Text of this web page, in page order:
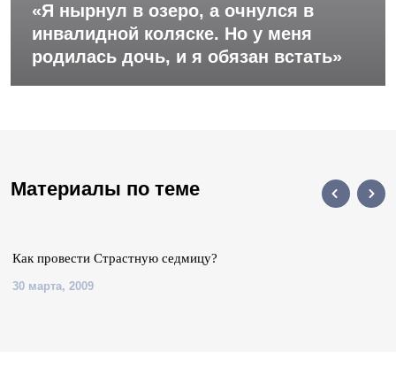
«Я нырнул в озеро, а очнулся в
инвалидной коляске. Но у меня
родилась дочь, и я обязан встать»
Материалы по теме
Как провести Страстную седмицу?
30 марта, 2009